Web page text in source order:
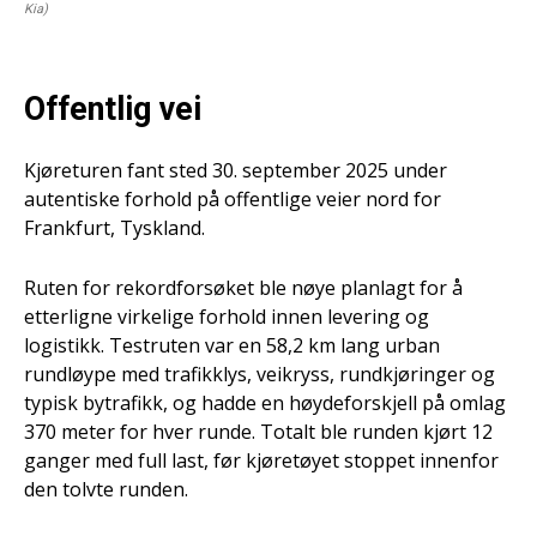
Kia)
Offentlig vei
Kjøreturen fant sted 30. september 2025 under
autentiske forhold på offentlige veier nord for
Frankfurt, Tyskland.
Ruten for rekordforsøket ble nøye planlagt for å
etterligne virkelige forhold innen levering og
logistikk. Testruten var en 58,2 km lang urban
rundløype med trafikklys, veikryss, rundkjøringer og
typisk bytrafikk, og hadde en høydeforskjell på omlag
370 meter for hver runde. Totalt ble runden kjørt 12
ganger med full last, før kjøretøyet stoppet innenfor
den tolvte runden.